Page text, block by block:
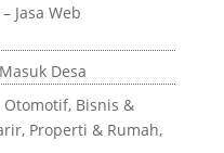
Jasa Web
Desa
Bisnis &
Properti & Rumah,